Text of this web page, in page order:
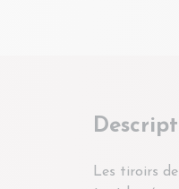
Les tiroirs